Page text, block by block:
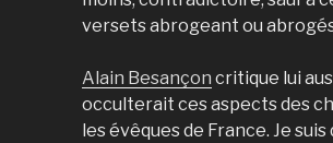
versets abrogeant ou
Alain Besançon critique lui
occulterait ces aspects des
les évêques de France. Je